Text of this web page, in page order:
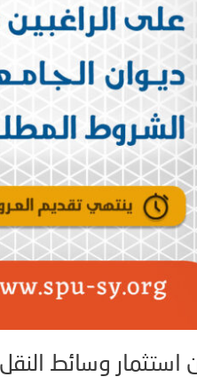
استثمار وسائط